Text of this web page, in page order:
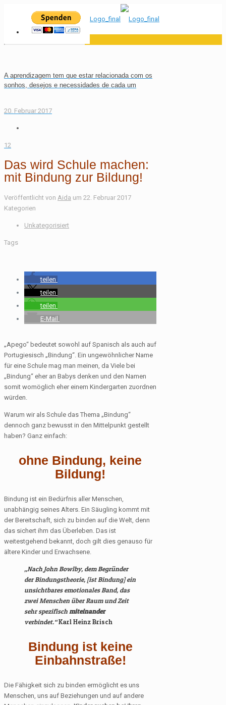
A aprendizagem tem que estar relacionada com os
sonhos, desejos e necessidades de cada um
20. Februar 2017
12
Das wird Schule machen:
mit Bindung zur Bildung!
Veröffentlicht von Aida um 22. Februar 2017
Kategorien
Unkategorisiert
Tags
teilen
teilen
teilen
E-Mail
„Apego“ bedeutet sowohl auf Spanisch als auch auf
Portugiesisch „Bindung“. Ein ungewöhnlicher Name
für eine Schule mag man meinen, da Viele bei
„Bindung“ eher an Babys denken und den Namen
somit womöglich eher einem Kindergarten zuordnen
würden.
Warum wir als Schule das Thema „Bindung“
dennoch ganz bewusst in den Mittelpunkt gestellt
haben? Ganz einfach:
ohne Bindung, keine
Bildung!
Bindung ist ein Bedürfnis aller Menschen,
unabhängig seines Alters. Ein Säugling kommt mit
der Bereitschaft, sich zu binden auf die Welt, denn
das sichert ihm das Überleben. Das ist
weitestgehend bekannt, doch gilt dies genauso für
ältere Kinder und Erwachsene.
„Nach John Bowlby, dem Begründer
der Bindungstheorie, [ist Bindung] ein
unsichtbares emotionales Band, das
zwei Menschen über Raum und Zeit
sehr spezifischmiteinander
verbindet.“Karl Heinz Brisch
Bindung ist keine
Einbahnstraße!
Die Fähigkeit sich zu binden ermöglicht es uns
Menschen, uns auf Beziehungen und auf andere